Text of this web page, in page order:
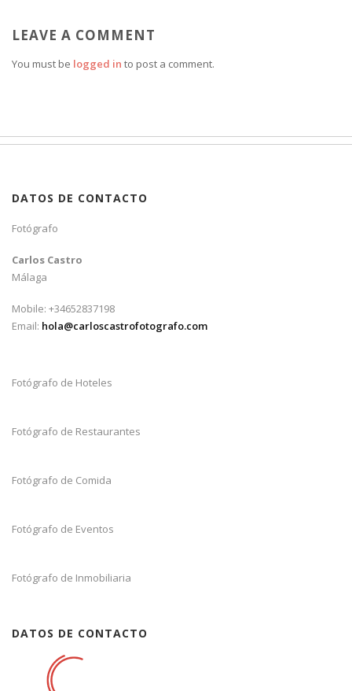
LEAVE A COMMENT
You must be logged in to post a comment.
DATOS DE CONTACTO
Fotógrafo
Carlos Castro
Málaga
Mobile: +34652837198
Email: hola@carloscastrofotografo.com
Fotógrafo de Hoteles
Fotógrafo de Restaurantes
Fotógrafo de Comida
Fotógrafo de Eventos
Fotógrafo de Inmobiliaria
DATOS DE CONTACTO